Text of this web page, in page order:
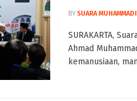
BY SUARA
SURAKARTA,
Ahmad
kemanusiaan,